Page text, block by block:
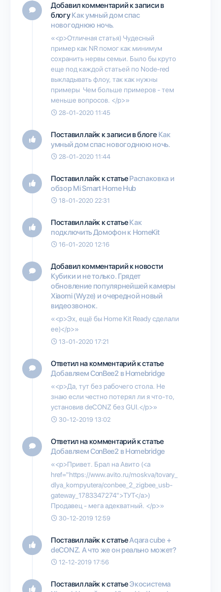
Добавил комментарий к записи в
блогуКак умный дом спас
новогоднюю ночь.
«<p>Отличная статья) Чудесный
пример как NR помог как минимум
сохранить нервы семьи. Было бы круто
еще под каждой статьей по Node-red
выкладывать флоу, так как нужны
примеры Чем больше примеров - тем
меньше вопросов. </p>»
28-01-2020 11:45
Поставил лайк к записи в блоге Как
умный дом спас новогоднюю ночь.
28-01-2020 11:44
Поставил лайк к статьеРаспаковка и
обзор Mi Smart Home Hub
18-01-2020 22:31
Поставил лайк к статьеКак
подключить Домофон к HomeKit
16-01-2020 12:16
Добавил комментарий к новости
Кубики и не только. Грядет
обновление популярнейшей камеры
Xiaomi (Wyze) и очередной новый
видеозвонок.
«<p>Эх, ещё бы Home Kit Ready сделали
ее)</p>»
13-01-2020 17:21
Ответил на комментарий к статье
Добавляем ConBee2 в Homebridge
«<p>Да, тут без рабочего стола. Не
знаю если честно потерял ли я что-то,
установив deCONZ без GUI.</p>»
30-12-2019 13:02
Ответил на комментарий к статье
Добавляем ConBee2 в Homebridge
«<p>Привет. Брал на Авито (<a
href="https://www.avito.ru/moskva/tovary_
dlya_kompyutera/conbee_2_zigbee_usb-
gateway_1783347274">ТУТ</a>)
Продавец - мега адекватный. </p>»
30-12-2019 12:59
Поставил лайк к статьеAqara cube +
deCONZ. А что же он реально может?
12-12-2019 17:56
Поставил лайк к статьеЭкосистема